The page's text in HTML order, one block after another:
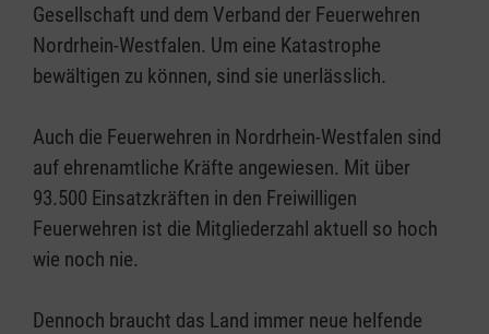
Gesellschaft und dem Verband der Feuerwehren
Nordrhein-Westfalen. Um eine Katastrophe
bewältigen zu können, sind sie unerlässlich.
Auch die Feuerwehren in Nordrhein-Westfalen sind
auf ehrenamtliche Kräfte angewiesen. Mit über
93.500 Einsatzkräften in den Freiwilligen
Feuerwehren ist die Mitgliederzahl aktuell so hoch
wie noch nie.
Dennoch braucht das Land immer neue helfende